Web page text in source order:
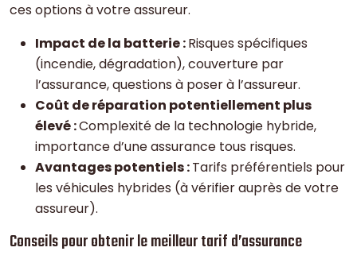
ces options à votre assureur.
Impact de la batterie :Risques spécifiques
(incendie, dégradation), couverture par
l’assurance, questions à poser à l’assureur.
Coût de réparation potentiellement plus
élevé :Complexité de la technologie hybride,
importance d’une assurance tous risques.
Avantages potentiels :Tarifs préférentiels pour
les véhicules hybrides (à vérifier auprès de votre
assureur).
Conseils pour obtenir le meilleur tarif d’assurance